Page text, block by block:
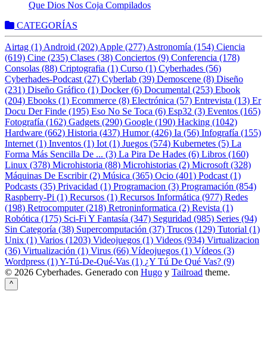
Que Dios Nos Coja Compilados
CATEGORÍAS
Airtag (1) Android (202) Apple (277) Astronomía (154) Ciencia
(619) Cine (235) Clases (38) Conciertos (9) Conferencia (178)
Consolas (88) Criptografia (1) Curso (1) Cyberhades (56)
Cyberhades-Podcast (27) Cyberlab (39) Demoscene (8) Diseño
(231) Diseño Gráfico (1) Docker (6) Documental (253) Ebook
(204) Ebooks (1) Ecommerce (8) Electrónica (57) Entrevista (13) Er
Docu Der Finde (195) Eso No Se Toca (6) Esp32 (3) Eventos (165)
Fotografía (162) Gadgets (290) Google (190) Hacking (1042)
Hardware (662) Historia (437) Humor (426) Ia (56) Infografía (155)
Internet (1) Inventos (1) Iot (1) Juegos (574) Kubernetes (5) La
Forma Más Sencilla De ... (3) La Pira De Hades (6) Libros (160)
Linux (378) Microhistoria (88) Microhistorias (2) Microsoft (328)
Máquinas De Escribir (2) Música (365) Ocio (401) Podcast (1)
Podcasts (35) Privacidad (1) Programacion (3) Programación (854)
Raspberry-Pi (1) Recursos (1) Recursos Informática (977) Redes
(198) Retrocomputer (218) Retroninformatica (2) Revista (1)
Robótica (175) Sci-Fi Y Fantasía (347) Seguridad (985) Series (94)
Sin Categoría (38) Supercomputación (37) Trucos (129) Tutorial (1)
Unix (1) Varios (1203) Videojuegos (1) Videos (934) Virtualizacion
(36) Virtualización (1) Virus (66) Vídeojuegos (1) Vídeos (3)
Wordpress (1)Y-Tú-De-Qué-Vas (1) ¿Y Tú De Qué Vas? (9)
© 2026 Cyberhades. Generado con Hugo y Tailroad theme.
^